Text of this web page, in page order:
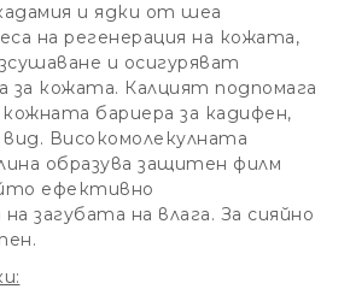
и ядки от шеа
на регенерация на кожата,
и осигуряват
за кожата. Калцият подпомага
бариера за кадифен,
Високомолекулната
образува защитен филм
ефективно
загубата на влага. За сияйно